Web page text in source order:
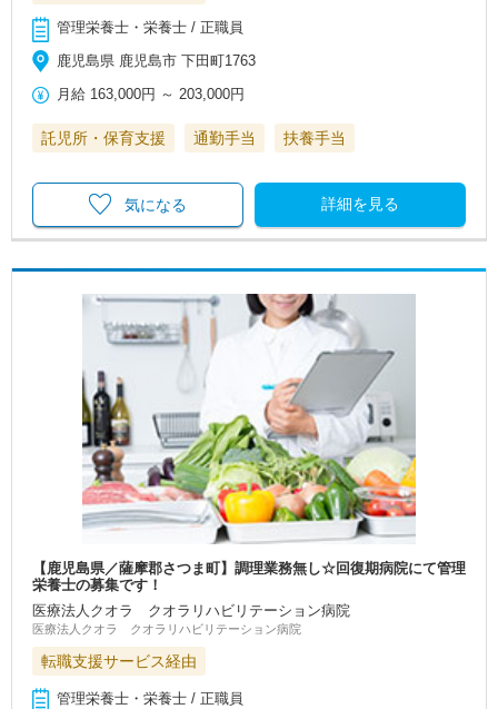
管理栄養士・栄養士 / 正職員
鹿児島県 鹿児島市 下田町1763
月給 163,000円 ～ 203,000円
託児所・保育支援 通勤手当 扶養手当
詳細を見る
気になる
【鹿児島県／薩摩郡さつま町】調理業務無し☆回復期病院にて管理
栄養士の募集です！
医療法人クオラ クオラリハビリテーション病院
医療法人クオラ クオラリハビリテーション病院
転職支援サービス経由
管理栄養士・栄養士 / 正職員